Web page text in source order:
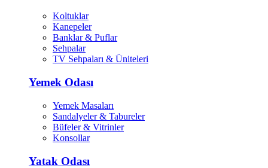
Koltuklar
Kanepeler
Banklar & Puflar
Sehpalar
TV Sehpaları & Üniteleri
Yemek Odası
Yemek Masaları
Sandalyeler & Tabureler
Büfeler & Vitrinler
Konsollar
Yatak Odası